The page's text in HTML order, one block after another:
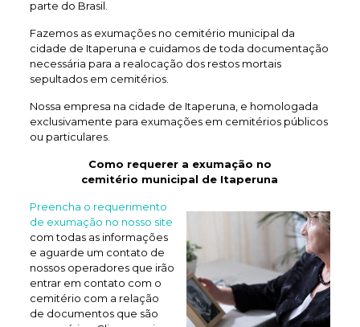
parte do Brasil.
Fazemos as exumações no cemitério municipal da
cidade de Itaperuna e cuidamos de toda documentação
necessária para a realocação dos restos mortais
sepultados em cemitérios.
Nossa empresa na cidade de Itaperuna, e homologada
exclusivamente para exumações em cemitérios públicos
ou particulares.
Como requerer a exumação no
cemitério municipal de Itaperuna
Preencha o requerimento
de exumação no nosso site
com todas as informações
e aguarde um contato de
nossos operadores que irão
entrar em contato com o
cemitério com a relação
de documentos que são